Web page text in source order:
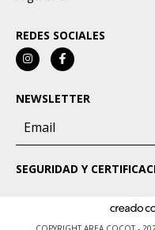
REDES SOCIALES
NEWSLETTER
SEGURIDAD Y